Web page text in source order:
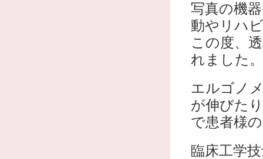
写真の機
動やリハ
この度、
れました。
エルゴノ
が伸びた
で患者様
臨床工学